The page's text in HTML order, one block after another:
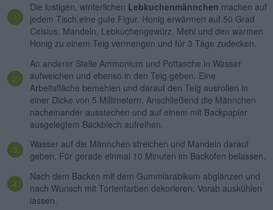
Die lustigen, winterlichen Lebkuchenmännchen machen auf
jedem Tisch eine gute Figur. Honig erwärmen auf 50 Grad
Celsius. Mandeln, Lebkuchengewürz, Mehl und den warmen
Honig zu einem Teig vermengen und für 3 Tage zudecken.
An anderer Stelle Ammonium und Pottasche in Wasser
aufweichen und ebenso in den Teig geben. Eine
Arbeitsfläche bemehlen und darauf den Teig ausrollen in
einer Dicke von 5 Millimetern. Anschließend die Männchen
nacheinander ausstechen und auf einem mit Backpapier
ausgelegtem Backblech aufreihen.
Wasser auf die Männchen streichen und Mandeln darauf
geben. Für gerade einmal 10 Minuten im Backofen belassen.
Nach dem Backen mit dem Gummiarabikum abglänzen und
nach Wunsch mit Tortenfarben dekorieren. Vorab auskühlen
lassen.